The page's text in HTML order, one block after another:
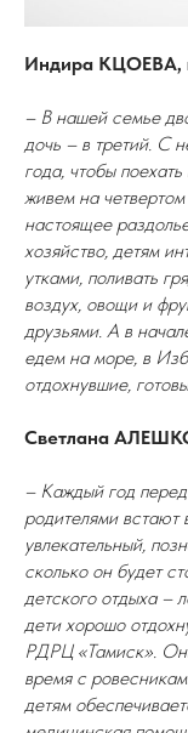
Индира КЦОЕВА,
– В нашей семье
дочь – в третий. С
года, чтобы
живем на
настоящее
хозяйство, детям
утками, поливать
воздух, овощи и
друзьями. А в
едем на море, в
отдохнувшие,
Светлана
– Каждый год
родителями встают
увлекательный,
сколько он будет
детского отдыха –
дети хорошо
РДРЦ «Тамиск».
время с
детям